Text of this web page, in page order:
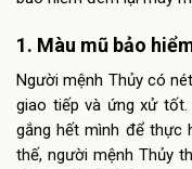
1. Màu mũ bảo
Người mệnh Thủy có
giao tiếp và ứng xử
gắng hết mình để thực
thế, người mệnh Thủy